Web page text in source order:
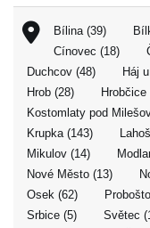
Bílina (39)
Cínovec (18)
Duchcov (48)
Háj
Hrob (28)
Hrobčice
Kostomlaty pod
Krupka (143)
Mikulov (14)
Nové Město (13)
Osek (62)
Srbice (5)
Světec